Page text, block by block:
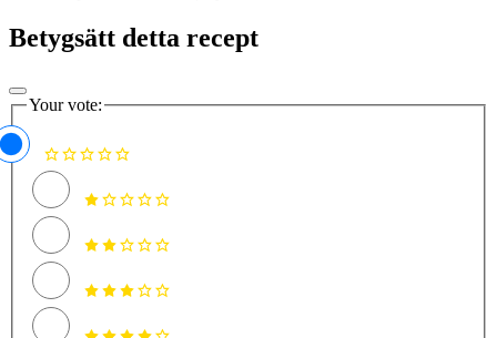
Betygsätt detta recept
Your vote: